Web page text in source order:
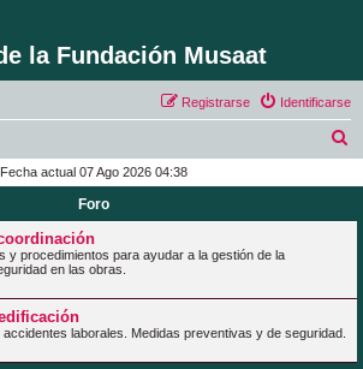
la Fundación Musaat
Identificarse
Registrarse
c
Fecha actual 07 Ago 2026 04:38
Foro
y procedimientos para ayudar a la gestión de la
en las obras.
laborales. Medidas preventivas y de seguridad.